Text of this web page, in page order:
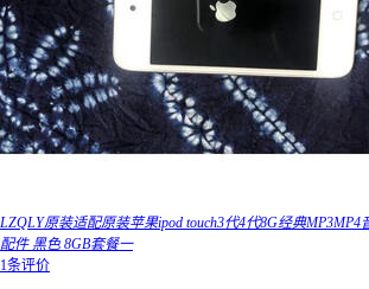
LZQLY原装适配原装苹果ipod touch3代4代8G经典
配件 黑色 8GB套餐一
1条评价